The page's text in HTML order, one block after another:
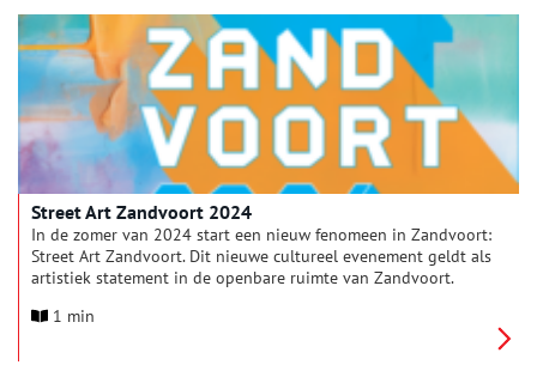
Street Art Zandvoort 2024
In de zomer van 2024 start een nieuw fenomeen in Zandvoort:
Street Art Zandvoort. Dit nieuwe cultureel evenement geldt als
artistiek statement in de openbare ruimte van Zandvoort.
1 min